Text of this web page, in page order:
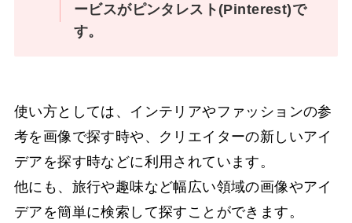
ービスがピンタレスト(Pinterest)で
す。
使い方としては、インテリアやファッションの参
考を画像で探す時や、クリエイターの新しいアイ
デアを探す時などに利用されています。
他にも、旅行や趣味など幅広い領域の画像やアイ
デアを簡単に検索して探すことができます。